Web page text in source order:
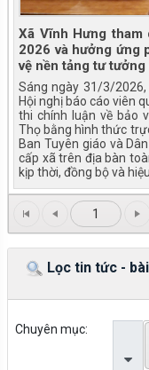
Xã Vĩnh Hưng
2026 và hưởng ứng
vệ nền tảng tư tưởng
Sáng ngày 31/3/
Hội nghị báo cáo viên
thi chính luận về bảo
Thọ bằng hình thức
Ban Tuyên giáo và
cấp xã trên địa bàn
kịp thời, đồng bộ và
1
Lọc tin tức -
Chuyên mục: